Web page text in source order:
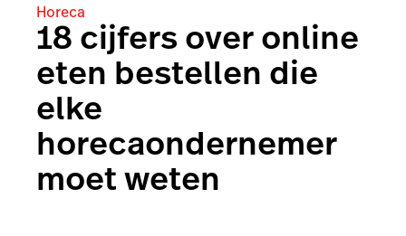
Horeca
18 cijfers over online
eten bestellen die
elke
horecaondernemer
moet weten